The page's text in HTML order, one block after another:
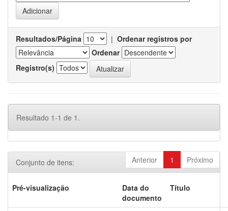
Resultados/Página | Ordenar registros por
Ordenar
Registro(s)
Resultado 1-1 de 1.
Anterior 1 Próximo
Conjunto de itens:
Pré-visualização
Data do
documento
Título